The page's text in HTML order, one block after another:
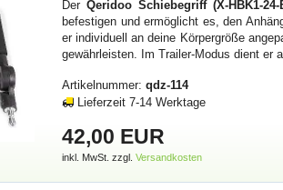
DerQeridoo Schiebegriff (X-HBK1-24-
befestigen und ermöglicht es, den
er individuell an deine Körpergröße
gewährleisten. Im Trailer-Modus dient er
Artikelnummer:qdz-114
Lieferzeit 7-14 Werktage
42,00 EUR
inkl. MwSt. zzgl.Versandkosten